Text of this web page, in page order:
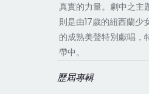
真實的力量。劇中之主
則是由17歲的紐西蘭少
的成熟美聲特別獻唱，
帶中。
歷屆專輯